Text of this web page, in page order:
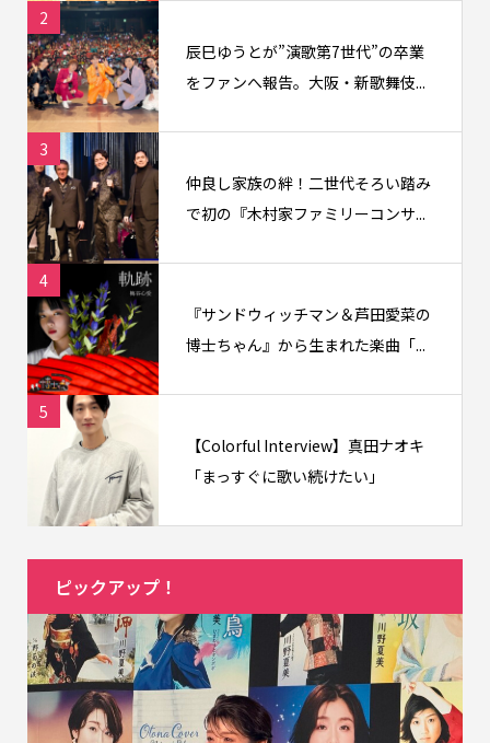
2
辰巳ゆうとが”演歌第7世代”の卒業
をファンへ報告。大阪・新歌舞伎...
3
仲良し家族の絆！二世代そろい踏み
で初の『木村家ファミリーコンサ...
4
『サンドウィッチマン＆芦田愛菜の
博士ちゃん』から生まれた楽曲「...
5
【Colorful Interview】真田ナオキ
「まっすぐに歌い続けたい」
ピックアップ！